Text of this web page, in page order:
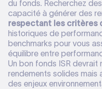
du fonds. Recherchez
capacité à générer des
respectant les critères
historiques de
benchmarks pour vous
équilibre entre
Un bon fonds ISR devrait
rendements solides mais
des enjeux